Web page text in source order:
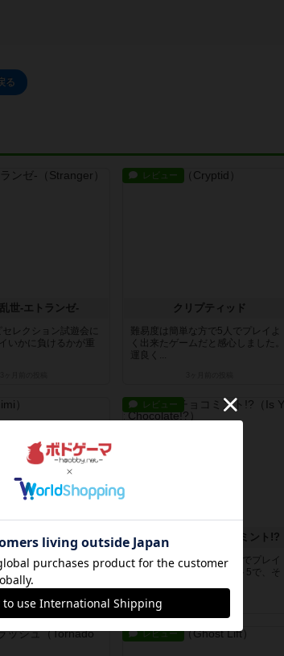
る
世-エトランゼ-
レクション試遊会に
いかに負けるかが重
レビュー
クリプティッド
難易度は簡単な方で5人でプレイよ
く出来たゲームだと感心しました。
運良く...
キキミミ
ルにて4人でプレイ
きで、引いたカードに
3ヶ月前の投稿
レビュー
あなたの1位はチョコミント!?
フォアシュピールにて5人でプレイ
テーマは欲しい異能ベスト5で、そ
レビュー